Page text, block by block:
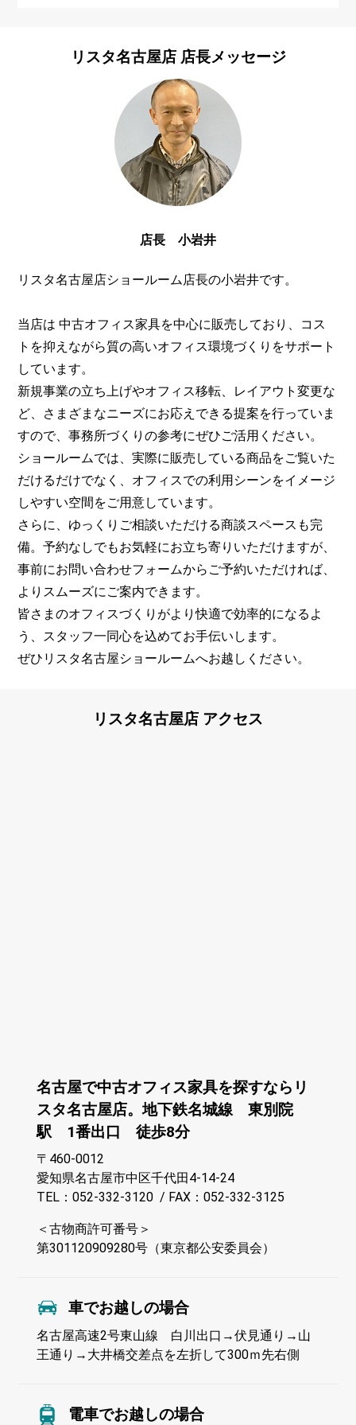
リスタ名古屋店 店長メッセージ
店長 小岩井
リスタ名古屋店ショールーム店長の小岩井です。
当店は 中古オフィス家具を中心に販売しており、コス
トを抑えながら質の高いオフィス環境づくりをサポート
しています。
新規事業の立ち上げやオフィス移転、レイアウト変更な
ど、さまざまなニーズにお応えできる提案を行っていま
すので、事務所づくりの参考にぜひご活用ください。
ショールームでは、実際に販売している商品をご覧いた
だけるだけでなく、オフィスでの利用シーンをイメージ
しやすい空間をご用意しています。
さらに、ゆっくりご相談いただける商談スペースも完
備。予約なしでもお気軽にお立ち寄りいただけますが、
事前にお問い合わせフォームからご予約いただければ、
よりスムーズにご案内できます。
皆さまのオフィスづくりがより快適で効率的になるよ
う、スタッフ一同心を込めてお手伝いします。
ぜひリスタ名古屋ショールームへお越しください。
リスタ名古屋店 アクセス
名古屋で中古オフィス家具を探すならリ
スタ名古屋店。地下鉄名城線 東別院
駅 1番出口 徒歩8分
〒460-0012
愛知県名古屋市中区千代田4-14-24
TEL：052-332-3120 / FAX：052-332-3125
＜古物商許可番号＞
第301120909280号（東京都公安委員会）
車でお越しの場合
名古屋高速2号東山線 白川出口→伏見通り→山
王通り→大井橋交差点を左折して300ｍ先右側
電車でお越しの場合